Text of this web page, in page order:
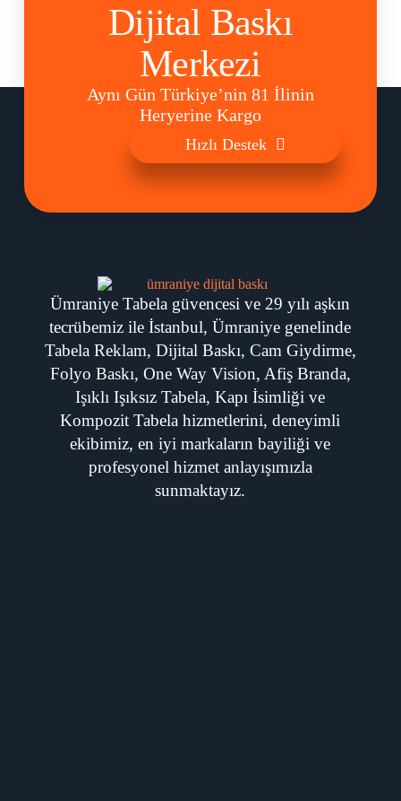
Dijital Baskı
Merkezi
Aynı Gün Türkiye’nin 81 İlinin
Heryerine Kargo
Hızlı Destek
Ümraniye Tabela güvencesi ve 29 yılı aşkın
tecrübemiz ile İstanbul, Ümraniye genelinde
Tabela Reklam, Dijital Baskı, Cam Giydirme,
Folyo Baskı, One Way Vision, Afiş Branda,
Işıklı Işıksız Tabela, Kapı İsimliği ve
Kompozit Tabela hizmetlerini, deneyimli
ekibimiz, en iyi markaların bayiliği ve
profesyonel hizmet anlayışımızla
sunmaktayız.